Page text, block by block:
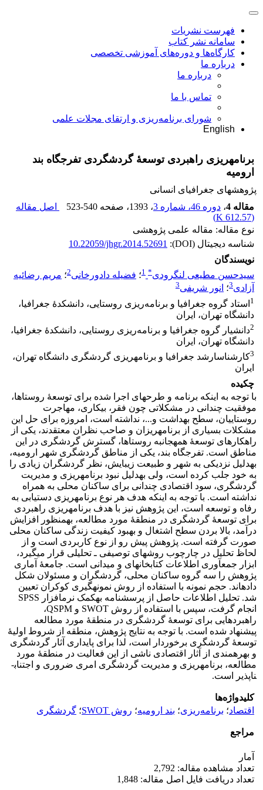
فهرست نشریات
سامانه نشر کتاب
کارگاه‌ها و دوره‌های آموزشی تخصصی
درباره ما
درباره ما
تماس با ما
شورای برنامه‌ریزی و ارتقای مجلات علمی
English
برنامه‎ریزی راهبردی توسعۀ گردشگردی تفرجگاه بند
ارومیه
پژوهشهای جغرافیای انسانی
مقاله 4
، دوره 46، شماره 3 ، 1393 ، صفحه 523-540
اصل مقاله
(
612.57 K
)
نوع مقاله: مقاله علمی پژوهشی
شناسه دیجیتال (DOI):
10.22059/jhgr.2014.52691
نویسندگان
سیدحسن مطیعی لنگرودی*
1؛ فضیله دادورخانی2؛ مریم رضائیه
آزادی3؛ انور شریفی3
1 استاد گروه جغرافیا و برنامه‌ریزی روستایی، دانشکدۀ جغرافیا،
دانشگاه تهران، ایران
2دانشیار گروه جغرافیا و برنامه‌ریزی روستایی، دانشکدۀ جغرافیا،
دانشگاه تهران، ایران
3
کارشناس‎ارشد جغرافیا و برنامه‎ریزی گردشگری دانشگاه تهران،
ایران
چکیده
با توجه به اینکه برنامه و طرح­های اجرا شده برای توسعۀ روستاها،
موفقیت چندانی در مشکلاتی چون فقر، بیکاری، مهاجرت
روستاییان، سطح بهداشت و...، نداشته است، امروزه برای حل این
مشکلات بسیاری از برنامه­ریزان و صاحب نظران معتقدند، یکی از
راهکارهای توسعۀ همه‎جانبه روستاها، گسترش گردشگری در این
مناطق است. تفرجگاه بند، یکی از مناطق گردشگری شهر ارومیه،
به‎دلیل نزدیکی به شهر و طبیعت زیبایش، نظر گردشگران زیادی را
به خود جلب کرده است، ولی به‎دلیل نبود برنامه­ریزی و مدیریت
گردشگری، سود اقتصادی چندانی برای ساکنان محلی به همراه
نداشته است. با توجه به اینکه هدف هر نوع برنامه­ریزی دستیابی به
رفاه و توسعه است، این پژوهش نیز با هدف برنامه­ریزی راهبردی
برای توسعۀ گردشگری در منطقۀ مورد مطالعه، به‎منظور افزایش
درآمد، بالا بردن سطح اشتغال و بهبود کیفیت زندگی ساکنان محلی
صورت گرفته است. پژوهش پیش رو از نوع کاربردی است و از
لحاظ تحلیل در چارچوب روش­های توصیفی ـ تحلیلی قرار می­گیرد،
ابزار جمع­آوری اطلاعات کتابخانه­ای و میدانی است. جامعۀ آماری
پژوهش را سه گروه ساکنان محلی، گردشگران و مسئولان شکل
داده‎اند. حجم نمونه با استفاده از روش نمونه­گیری کوکران تعیین
شد. تحلیل اطلاعات حاصل از پرسشنامه به‎کمک نرم‎افزار SPSS
انجام گرفت، سپس با استفاده از روش SWOT و QSPM،
راهبردهایی برای توسعۀ گردشگری در منطقۀ مورد مطالعه
پیشنهاد شده است. با توجه به نتایج پژوهش، منطقه از شروط اولیۀ
توسعۀ گردشگری برخوردار است، لذا برای پایداری آثار گردشگری
و بهره­مندی از آثار اقتصادی ناشی از این فعالیت در منطقۀ مورد
مطالعه، برنامه‎ریزی و مدیریت گردشگری امری ضروری و اجتناب­
ناپذیر است.
کلیدواژه‌ها
اقتصاد؛ برنامه‌ریزی؛ بند ارومیه؛ روش SWOT ؛ گردشگری
مراجع
آمار
تعداد مشاهده مقاله: 2,792
تعداد دریافت فایل اصل مقاله: 1,848